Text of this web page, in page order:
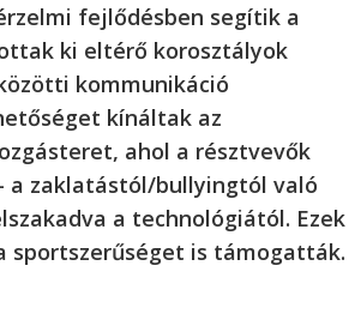
fejlődésben segítik a
ki eltérő korosztályok
kommunikáció
kínáltak az
ahol a résztvevők
a zaklatástól/bullyingtól való
a technológiától. Ezek
sportszerűséget is támogatták.